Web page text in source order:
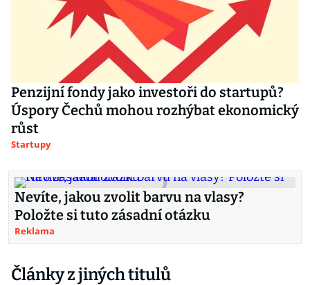
Penzijní fondy jako investoři do startupů?
Úspory Čechů mohou rozhýbat ekonomický
růst
Startupy
Nevíte, jakou zvolit barvu na vlasy?
Položte si tuto zásadní otázku
Reklama
Články z jiných titulů